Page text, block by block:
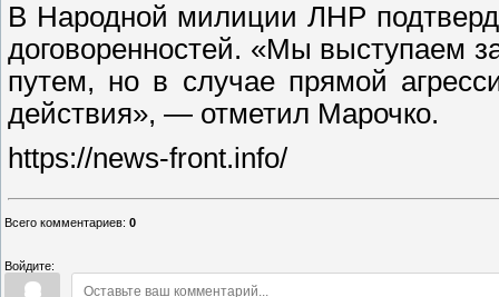
В Народной милиции ЛНР
договоренностей. «Мы выступаем
путем, но в случае прямой
действия», — отметил Марочко.
https://news-front.info/
Всего комментариев: 0
Войдите: